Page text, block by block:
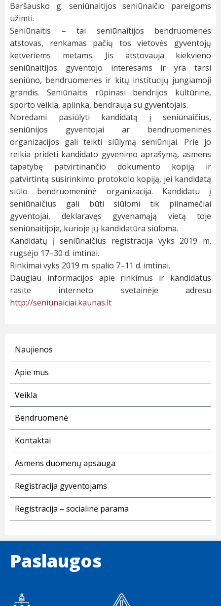
Baršausko g. seniūnaitijos seniūnaičio pareigoms
užimti.
Seniūnaitis – tai seniūnaitijos bendruomenės
atstovas, renkamas pačių tos vietovės gyventojų
ketveriems metams. Jis atstovauja kiekvieno
seniūnaitijos gyventojo interesams ir yra tarsi
seniūno, bendruomenės ir kitų institucijų jungiamoji
grandis. Seniūnaitis rūpinasi bendrijos kultūrine,
sporto veikla, aplinka, bendrauja su gyventojais.
Norėdami pasiūlyti kandidatą į seniūnaičius,
seniūnijos gyventojai ar bendruomeninės
organizacijos gali teikti siūlymą seniūnijai. Prie jo
reikia pridėti kandidato gyvenimo aprašymą, asmens
tapatybę patvirtinančio dokumento kopiją ir
patvirtintą susirinkimo protokolo kopiją, jei kandidatą
siūlo bendruomeninė organizacija. Kandidatu į
seniūnaičius gali būti siūlomi tik pilnamečiai
gyventojai, deklaravęs gyvenamąją vietą toje
seniūnaitijoje, kurioje jų kandidatūra siūloma.
Kandidatų į seniūnaičius registracija vyks 2019 m.
rugsėjo 17–30 d. imtinai.
Rinkimai vyks 2019 m. spalio 7–11 d. imtinai.
Daugiau informacijos apie rinkimus ir kandidatus
rasite interneto svetainėje adresu
http://seniunaiciai.kaunas.lt
Naujienos
Apie mus
Veikla
Bendruomenė
Kontaktai
Asmens duomenų apsauga
Registracija gyventojams
Registracija – socialinė parama
Paslaugos